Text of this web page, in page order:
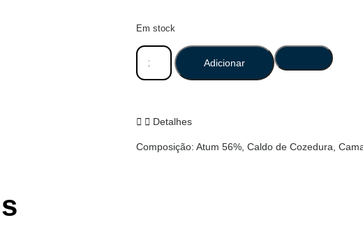
Em stock
Adicionar
Detalhes
Composição: Atum 56%, Caldo de Cozedura,